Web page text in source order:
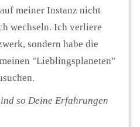
meiner Instanz nicht
wechseln. Ich verliere
sondern habe die
"Lieblingsplaneten"
so Deine Erfahrungen